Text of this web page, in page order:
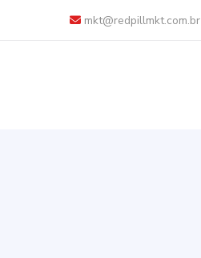
mkt@redpillmkt.com.br